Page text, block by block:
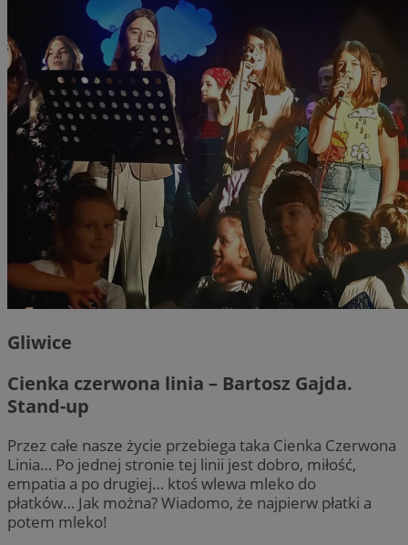
Gliwice
Cienka czerwona linia – Bartosz Gajda.
Stand-up
Przez całe nasze życie przebiega taka Cienka Czerwona
Linia… Po jednej stronie tej linii jest dobro, miłość,
empatia a po drugiej… ktoś wlewa mleko do
płatków… Jak można? Wiadomo, że najpierw płatki a
potem mleko!